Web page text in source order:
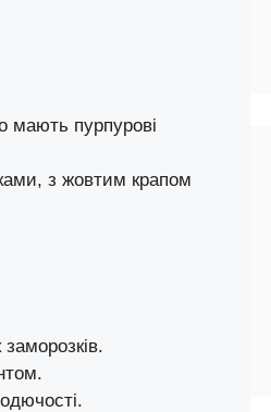
мають пурпурові
з жовтим крапом